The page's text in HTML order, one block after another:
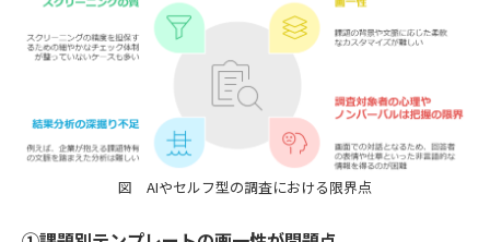
図 AIやセルフ型の調査における限界点